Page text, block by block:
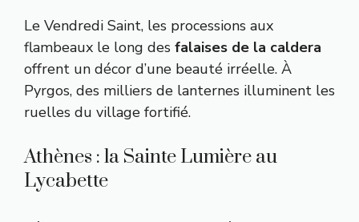
Le Vendredi Saint, les processions aux
flambeaux le long des falaises de la caldera
offrent un décor d’une beauté irréelle. À
Pyrgos, des milliers de lanternes illuminent les
ruelles du village fortifié.
Athènes : la Sainte Lumière au
Lycabette